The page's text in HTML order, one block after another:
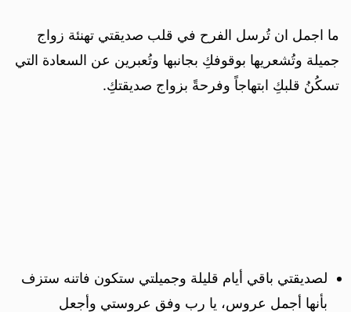
ما اجمل ان تُرسل الفرح في قلب صديقتي تهنئة زواج
جميلة وتُشعريها بوقوفكِ بجانبها وتُعبرين عن السعادة التي
تسكُنُ قلبكِ ابتهاجاً وفرحةً بزواج صديقتكِ.
لصديقتي باقي أيام قليلة وجميلتي ستكون فاتنه ستزف
بأنها أجمل عروس، يا رب وفق عروستي وأجعل